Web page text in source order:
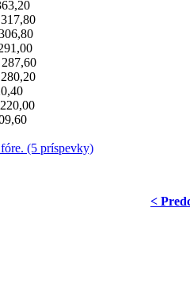
(5 príspevky)
<